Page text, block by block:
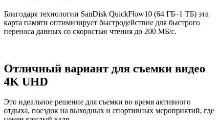
Благодаря технологии SanDisk QuickFlow10 (64 ГБ–1 ТБ) эта
карта памяти оптимизирует быстродействие для быстрого
переноса данных со скоростью чтения до 200 МБ/с.
Отличный вариант для съемки видео
4K UHD
Это идеальное решение для съемки во время активного
отдыха, поездок на выходных и спортивных мероприятий, где